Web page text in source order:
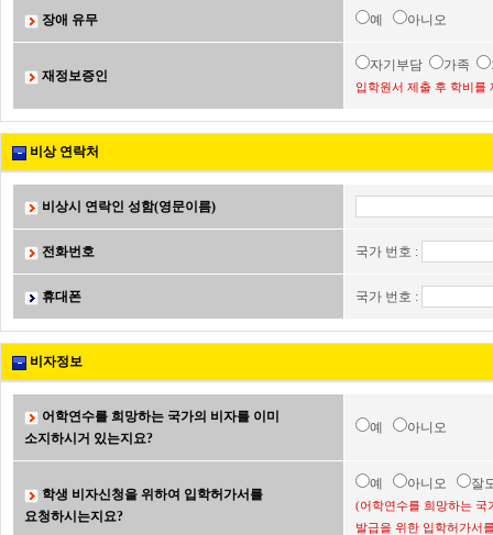
장애 유무 예 아니오
재정보증인
자기부담 가족
입학원서 제출 후 학비를
비상 연락처
비상시 연락인 성함(영문이름)
전화번호 국가 번호 :
휴대폰 국가 번호 :
비자정보
어학연수를 희망하는 국가의 비자를 이미
소지하시거 있는지요?
예 아니오
학생 비자신청을 위하여 입학허가서를
요청하시는지요?
예 아니오 잘
(어학연수를 희망하는 국
발급을 위한 입학허가서